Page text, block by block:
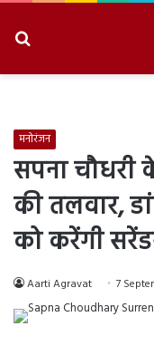
मनोरंजन
सपना चौधरी
की तलवार,
को करेंगी
Aarti Agravat 7